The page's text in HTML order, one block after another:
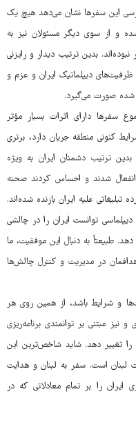
این سفرها نشان می‌دهد هیچ یک
و از سوی دیگر مسئولان نیز به
بدین ترتیب دیدار و رایزنی
ظرفیت‌های دیپلماتیک ایران و عزم و
شده صورت می‌گیرد.
سفرها دارای اثرات بسیار مؤثر
کنونی منطقه جریان دارد، برتری
ترتیب دشمنان ایران به ویژه
انفعال شدند و احساس کردند صحنه
علیه ایران بازنده شده‌اند.
توانست ایران را در چالشی
طبیعتاً به دنبال این موفقیت، ما
در مدیریت و کنترل چالش‌ها
و شرایط باشد، از همین روی هر
مبتنی بر توانمندی برنامه‌ریزی
تغییر دهد. شاید شاخص‌ترین این
لبنان است. سفر به لبنان و هدایت
ایران را بر تمام معادلاتی که در